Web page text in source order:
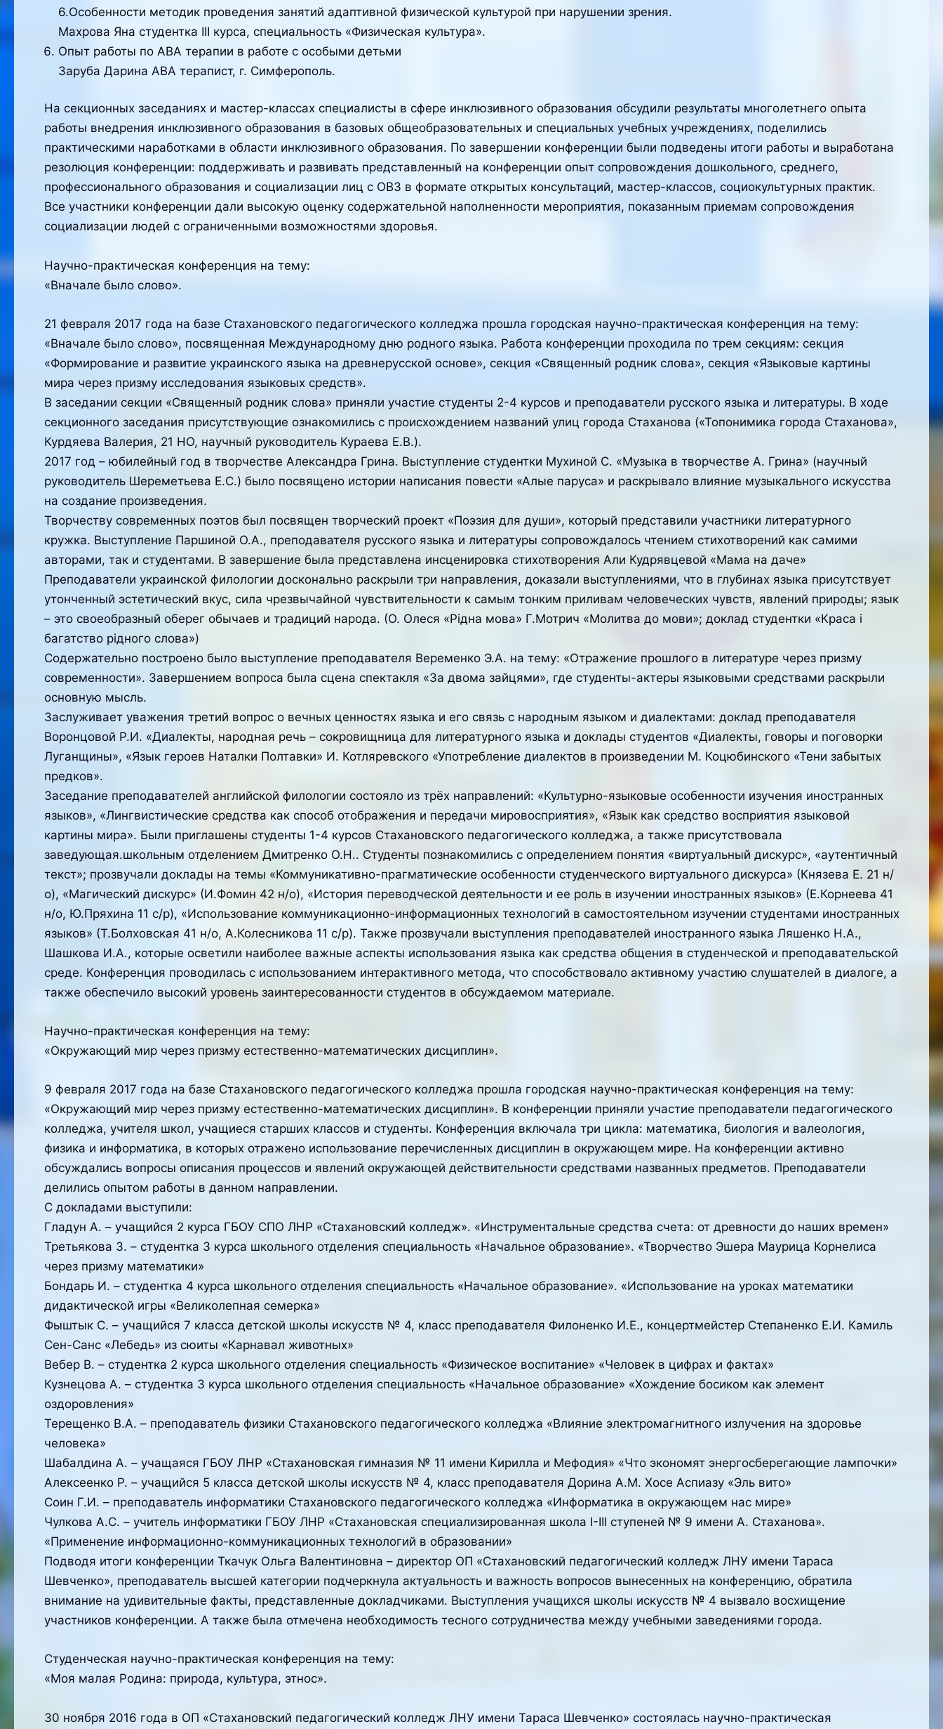
6.Особенности методик проведения занятий адаптивной физической культурой при нарушении зрения.
Махрова Яна студентка III курса, специальность «Физическая культура».
Опыт работы по ABA терапии в работе с особыми детьми
Заруба Дарина АВА терапист, г. Симферополь.
На секционных заседаниях и мастер-классах специалисты в сфере инклюзивного образования обсудили результаты многолетнего опыта
работы внедрения инклюзивного образования в базовых общеобразовательных и специальных учебных учреждениях, поделились
практическими наработками в области инклюзивного образования. По завершении конференции были подведены итоги работы и выработана
резолюция конференции: поддерживать и развивать представленный на конференции опыт сопровождения дошкольного, среднего,
профессионального образования и социализации лиц с ОВЗ в формате открытых консультаций, мастер-классов, социокультурных практик.
Все участники конференции дали высокую оценку содержательной наполненности мероприятия, показанным приемам сопровождения
социализации людей с ограниченными возможностями здоровья.
Научно-практическая конференция на тему:
«Вначале было слово».
21 февраля 2017 года на базе Стахановского педагогического колледжа прошла городская научно-практическая конференция на тему:
«Вначале было слово», посвященная Международному дню родного языка. Работа конференции проходила по трем секциям: секция
«Формирование и развитие украинского языка на древнерусской основе», секция «Священный родник слова», секция «Языковые картины
мира через призму исследования языковых средств».
В заседании секции «Священный родник слова» приняли участие студенты 2-4 курсов и преподаватели русского языка и литературы. В ходе
секционного заседания присутствующие ознакомились с происхождением названий улиц города Стаханова («Топонимика города Стаханова»,
Курдяева Валерия, 21 НО, научный руководитель Кураева Е.В.).
2017 год – юбилейный год в творчестве Александра Грина. Выступление студентки Мухиной С. «Музыка в творчестве А. Грина» (научный
руководитель Шереметьева Е.С.) было посвящено истории написания повести «Алые паруса» и раскрывало влияние музыкального искусства
на создание произведения.
Творчеству современных поэтов был посвящен творческий проект «Поэзия для души», который представили участники литературного
кружка. Выступление Паршиной О.А., преподавателя русского языка и литературы сопровождалось чтением стихотворений как самими
авторами, так и студентами. В завершение была представлена инсценировка стихотворения Али Кудрявцевой «Мама на даче»
Преподаватели украинской филологии досконально раскрыли три направления, доказали выступлениями, что в глубинах языка присутствует
утонченный эстетический вкус, сила чрезвычайной чувствительности к самым тонким приливам человеческих чувств, явлений природы; язык
– это своеобразный оберег обычаев и традиций народа. (О. Олеся «Рідна мова» Г.Мотрич «Молитва до мови»; доклад студентки «Краса і
багатство рідного слова»)
Содержательно построено было выступление преподавателя Веременко Э.А. на тему: «Отражение прошлого в литературе через призму
современности». Завершением вопроса была сцена спектакля «За двома зайцями», где студенты-актеры языковыми средствами раскрыли
основную мысль.
Заслуживает уважения третий вопрос о вечных ценностях языка и его связь с народным языком и диалектами: доклад преподавателя
Воронцовой Р.И. «Диалекты, народная речь – сокровищница для литературного языка и доклады студентов «Диалекты, говоры и поговорки
Луганщины», «Язык героев Наталки Полтавки» И. Котляревского «Употребление диалектов в произведении М. Коцюбинского «Тени забытых
предков».
Заседание преподавателей английской филологии состояло из трёх направлений: «Культурно-языковые особенности изучения иностранных
языков», «Лингвистические средства как способ отображения и передачи мировосприятия», «Язык как средство восприятия языковой
картины мира». Были приглашены студенты 1-4 курсов Стахановского педагогического колледжа, а также присутствовала
заведующая.школьным отделением Дмитренко О.Н.. Студенты познакомились с определением понятия «виртуальный дискурс», «аутентичный
текст»; прозвучали доклады на темы «Коммуникативно-прагматические особенности студенческого виртуального дискурса» (Князева Е. 21 н/
о), «Магический дискурс» (И.Фомин 42 н/о), «История переводческой деятельности и ее роль в изучении иностранных языков» (Е.Корнеева 41
н/о, Ю.Пряхина 11 с/р), «Использование коммуникационно-информационных технологий в самостоятельном изучении студентами иностранных
языков» (Т.Болховская 41 н/о, А.Колесникова 11 с/р). Также прозвучали выступления преподавателей иностранного языка Ляшенко Н.А.,
Шашкова И.А., которые осветили наиболее важные аспекты использования языка как средства общения в студенческой и преподавательской
среде. Конференция проводилась с использованием интерактивного метода, что способствовало активному участию слушателей в диалоге, а
также обеспечило высокий уровень заинтересованности студентов в обсуждаемом материале.
Научно-практическая конференция на тему:
«Окружающий мир через призму естественно-математических дисциплин».
9 февраля 2017 года на базе Стахановского педагогического колледжа прошла городская научно-практическая конференция на тему:
«Окружающий мир через призму естественно-математических дисциплин». В конференции приняли участие преподаватели педагогического
колледжа, учителя школ, учащиеся старших классов и студенты. Конференция включала три цикла: математика, биология и валеология,
физика и информатика, в которых отражено использование перечисленных дисциплин в окружающем мире. На конференции активно
обсуждались вопросы описания процессов и явлений окружающей действительности средствами названных предметов. Преподаватели
делились опытом работы в данном направлении.
С докладами выступили:
Гладун А. – учащийся 2 курса ГБОУ СПО ЛНР «Стахановский колледж». «Инструментальные средства счета: от древности до наших времен»
Третьякова З. – студентка 3 курса школьного отделения специальность «Начальное образование». «Творчество Эшера Маурица Корнелиса
через призму математики»
Бондарь И. – студентка 4 курса школьного отделения специальность «Начальное образование». «Использование на уроках математики
дидактической игры «Великолепная семерка»
Фыштык С. – учащийся 7 класса детской школы искусств № 4, класс преподавателя Филоненко И.Е., концертмейстер Степаненко Е.И. Камиль
Сен-Санс «Лебедь» из сюиты «Карнавал животных»
Вебер В. – студентка 2 курса школьного отделения специальность «Физическое воспитание» «Человек в цифрах и фактах»
Кузнецова А. – студентка 3 курса школьного отделения специальность «Начальное образование» «Хождение босиком как элемент
оздоровления»
Терещенко В.А. – преподаватель физики Стахановского педагогического колледжа «Влияние электромагнитного излучения на здоровье
человека»
Шабалдина А. – учащаяся ГБОУ ЛНР «Стахановская гимназия № 11 имени Кирилла и Мефодия» «Что экономят энергосберегающие лампочки»
Алексеенко Р. – учащийся 5 класса детской школы искусств № 4, класс преподавателя Дорина А.М. Хосе Аспиазу «Эль вито»
Соин Г.И. – преподаватель информатики Стахановского педагогического колледжа «Информатика в окружающем нас мире»
Чулкова А.С. – учитель информатики ГБОУ ЛНР «Стахановская специализированная школа І-ІІІ ступеней № 9 имени А. Стаханова».
«Применение информационно-коммуникационных технологий в образовании»
Подводя итоги конференции Ткачук Ольга Валентиновна – директор ОП «Стахановский педагогический колледж ЛНУ имени Тараса
Шевченко», преподаватель высшей категории подчеркнула актуальность и важность вопросов вынесенных на конференцию, обратила
внимание на удивительные факты, представленные докладчиками. Выступления учащихся школы искусств № 4 вызвало восхищение
участников конференции. А также была отмечена необходимость тесного сотрудничества между учебными заведениями города.
Студенческая научно-практическая конференция на тему:
«Моя малая Родина: природа, культура, этнос».
30 ноября 2016 года в ОП «Стахановский педагогический колледж ЛНУ имени Тараса Шевченко» состоялась научно-практическая